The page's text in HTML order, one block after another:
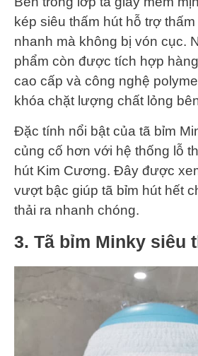
kép siêu thấm hút hỗ trợ
nhanh mà không bị vón cục.
phẩm còn được tích hợp
cao cấp và công nghệ
khóa chặt lượng chất lỏng
Đặc tính nổi bật của tã bỉm
củng cố hơn với hệ thống lỗ
hút Kim Cương. Đây được
vượt bậc giúp tã bỉm hút hết
thải ra nhanh chóng.
3. Tã bỉm Minky siêu